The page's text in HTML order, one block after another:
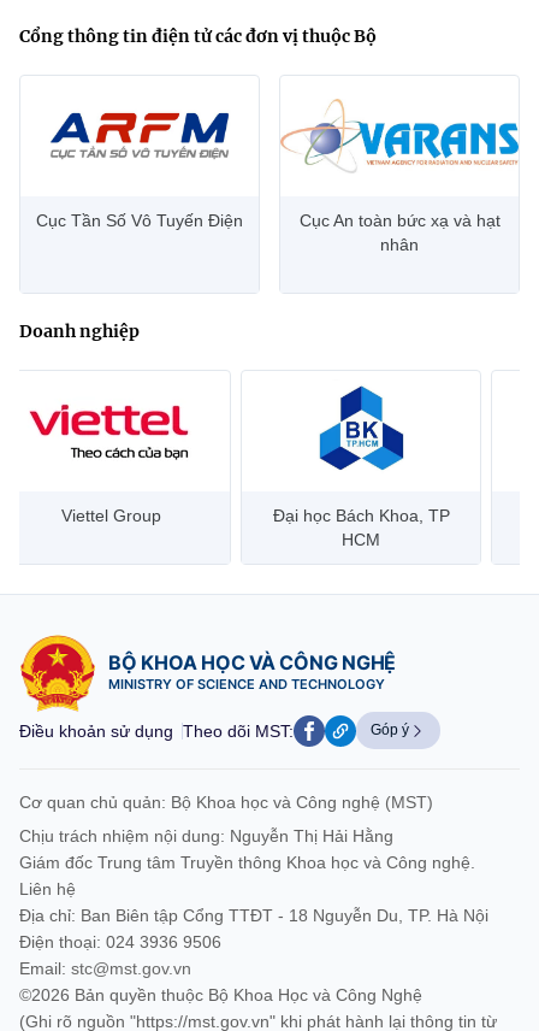
Cổng thông tin điện tử các đơn vị thuộc Bộ
Cục Tần Số Vô Tuyến Điện
Cục An toàn bức xạ và hạt
nhân
Doanh nghiệp
Đại học Bách Khoa, TP
Bưu điện Việt Nam –
Vietnam Post
BỘ KHOA HỌC VÀ CÔNG NGHỆ
MINISTRY OF SCIENCE AND TECHNOLOGY
Điều khoản sử dụng Theo dõi MST: Góp ý
Cơ quan chủ quản: Bộ Khoa học và Công nghệ (MST)
Chịu trách nhiệm nội dung: Nguyễn Thị Hải Hằng
Giám đốc Trung tâm Truyền thông Khoa học và Công nghệ.
Liên hệ
Địa chỉ: Ban Biên tập Cổng TTĐT - 18 Nguyễn Du, TP. Hà Nội
Điện thoại: 024 3936 9506
Email: stc@mst.gov.vn
©2026 Bản quyền thuộc Bộ Khoa Học và Công Nghệ
(Ghi rõ nguồn "https://mst.gov.vn" khi phát hành lại thông tin từ